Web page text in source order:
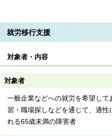
就労移行支援
対象者・内容
対象者
一般企業などへの就労を希望し
習・職場探しなどを通じて、適性
れる65歳未満の障害者